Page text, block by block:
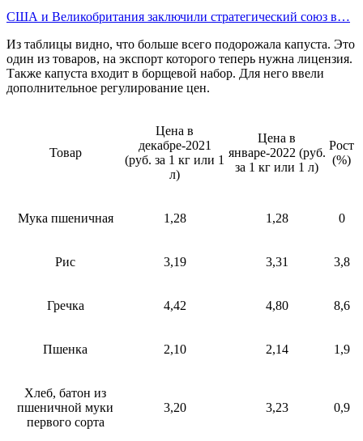
США и Великобритания заключили стратегический союз в…
Из таблицы видно, что больше всего подорожала капуста. Это
один из товаров, на экспорт которого теперь нужна лицензия.
Также капуста входит в борщевой набор. Для него ввели
дополнительное регулирование цен.
Товар
Цена в
декабре-2021
(руб. за 1 кг или 1
л)
Цена в
январе-2022 (руб.
за 1 кг или 1 л)
Рост
(%)
Мука пшеничная 1,28 1,28 0
Рис 3,19 3,31 3,8
Гречка 4,42 4,80 8,6
Пшенка 2,10 2,14 1,9
Хлеб, батон из
пшеничной муки
первого сорта
3,20 3,23 0,9